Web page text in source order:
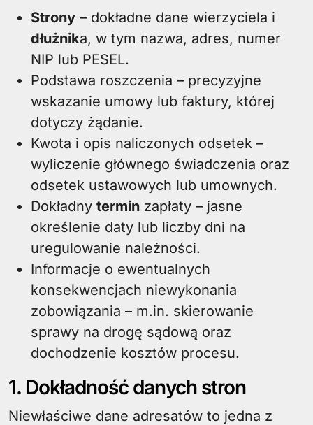
Strony – dokładne dane wierzyciela i
dłużnika, w tym nazwa, adres, numer
NIP lub PESEL.
Podstawa roszczenia – precyzyjne
wskazanie umowy lub faktury, której
dotyczy żądanie.
Kwota i opis naliczonych odsetek –
wyliczenie głównego świadczenia oraz
odsetek ustawowych lub umownych.
Dokładny termin zapłaty – jasne
określenie daty lub liczby dni na
uregulowanie należności.
Informacje o ewentualnych
konsekwencjach niewykonania
zobowiązania – m.in. skierowanie
sprawy na drogę sądową oraz
dochodzenie kosztów procesu.
1. Dokładność danych stron
Niewłaściwe dane adresatów to jedna z